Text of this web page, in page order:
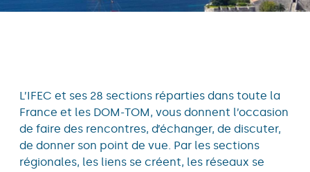
L’IFEC et ses 28 sections réparties dans toute la
France et les DOM-TOM, vous donnent l’occasion
de faire des rencontres, d’échanger, de discuter,
de donner son point de vue. Par les sections
régionales, les liens se créent, les réseaux se